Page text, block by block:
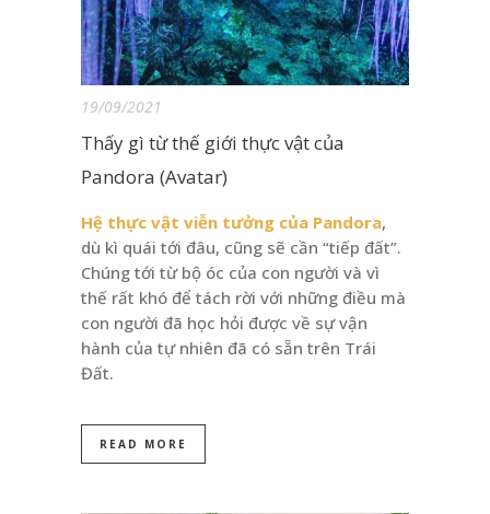
19/09/2021
Thấy gì từ thế giới thực vật của
Pandora (Avatar)
Hệ thực vật viễn tưởng của Pandora,
dù kì quái tới đâu, cũng sẽ cần “tiếp đất”.
Chúng tới từ bộ óc của con người và vì
thế rất khó để tách rời với những điều mà
con người đã học hỏi được về sự vận
hành của tự nhiên đã có sẵn trên Trái
Đất.
READ MORE